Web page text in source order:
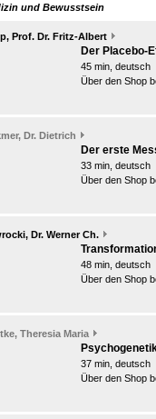
und Bewusstsein
Prof. Dr. Fritz-Albert
Der Placebo-
45 min, deutsch
Über den Shop
Dr. Dietrich
Der erste
33 min, deutsch
Über den Shop
Dr. Werner Ch.
48 min, deutsch
Über den Shop
Theresia Maria
37 min, deutsch
Über den Shop